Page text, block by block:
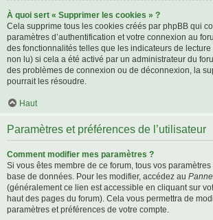
À quoi sert « Supprimer les cookies » ?
Cela supprime tous les cookies créés par phpBB qui
paramètres d’authentification et votre connexion au
des fonctionnalités telles que les indicateurs de
non lu) si cela a été activé par un administrateur du
des problèmes de connexion ou de déconnexion, la
pourrait les résoudre.
Haut
Paramètres et préférences de l’utilisateur
Comment modifier mes paramètres ?
Si vous êtes membre de ce forum, tous vos
base de données. Pour les modifier, accédez au
(généralement ce lien est accessible en cliquant sur
haut des pages du forum). Cela vous permettra de
paramètres et préférences de votre compte.